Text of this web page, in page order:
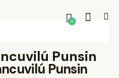
0
Punsin
Punsin